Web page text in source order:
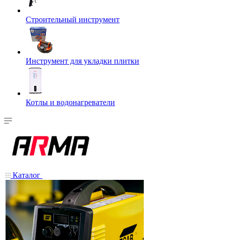
Строительный инструмент
Инструмент для укладки плитки
Котлы и водонагреватели
Каталог